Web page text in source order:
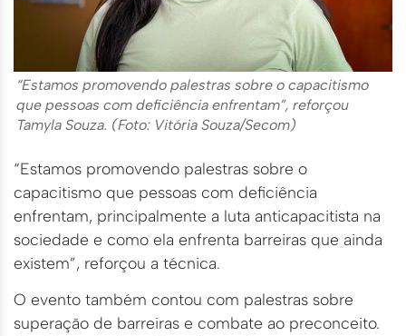
“Estamos promovendo palestras sobre o capacitismo
que pessoas com deficiência enfrentam”, reforçou
Tamyla Souza. (Foto: Vitória Souza/Secom)
“Estamos promovendo palestras sobre o
capacitismo que pessoas com deficiência
enfrentam, principalmente a luta anticapacitista na
sociedade e como ela enfrenta barreiras que ainda
existem”, reforçou a técnica.
O evento também contou com palestras sobre
superação de barreiras e combate ao preconceito.